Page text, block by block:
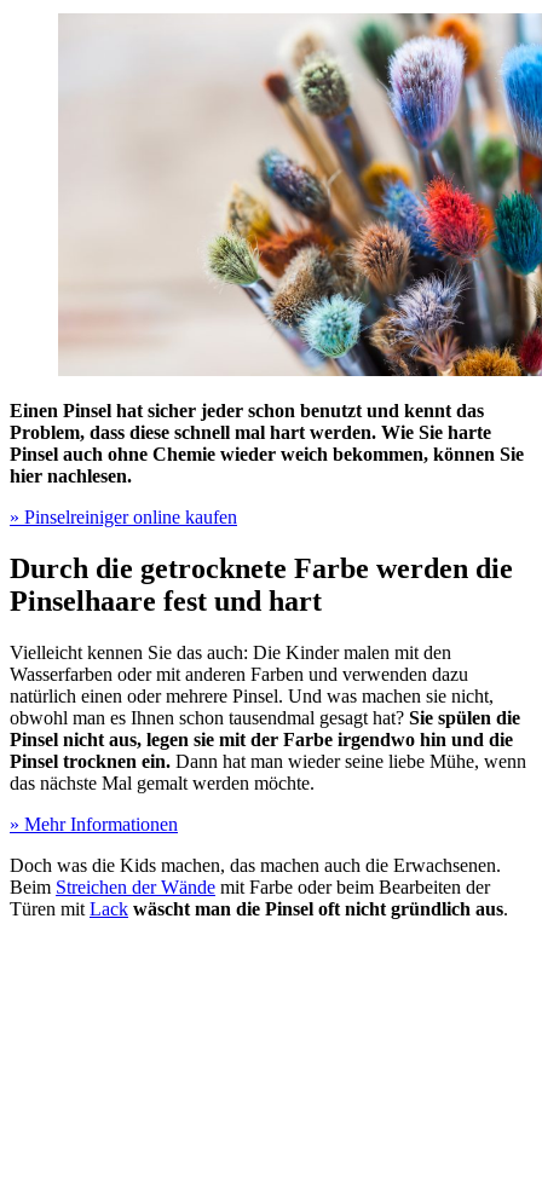
Einen Pinsel hat sicher jeder schon benutzt und kennt das
Problem, dass diese schnell mal hart werden. Wie Sie harte
Pinsel auch ohne Chemie wieder weich bekommen, können Sie
hier nachlesen.
» Pinselreiniger online kaufen
Durch die getrocknete Farbe werden die
Pinselhaare fest und hart
Vielleicht kennen Sie das auch: Die Kinder malen mit den
Wasserfarben oder mit anderen Farben und verwenden dazu
natürlich einen oder mehrere Pinsel. Und was machen sie nicht,
obwohl man es Ihnen schon tausendmal gesagt hat? Sie spülen die
Pinsel nicht aus, legen sie mit der Farbe irgendwo hin und die
Pinsel trocknen ein. Dann hat man wieder seine liebe Mühe, wenn
das nächste Mal gemalt werden möchte.
» Mehr Informationen
Doch was die Kids machen, das machen auch die Erwachsenen.
Beim Streichen der Wände mit Farbe oder beim Bearbeiten der
Türen mit Lack wäscht man die Pinsel oft nicht gründlich aus.